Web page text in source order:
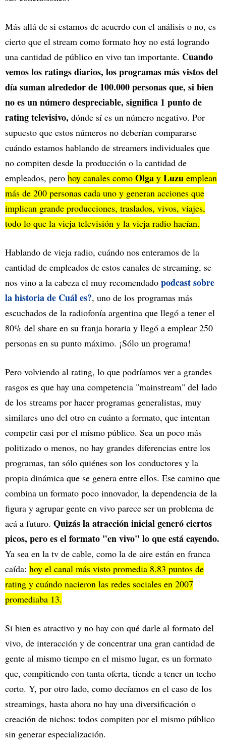
Más allá de si estamos de acuerdo con el análisis o no, es
cierto que el stream como formato hoy no está logrando
una cantidad de público en vivo tan importante. Cuando
vemos los ratings diarios, los programas más vistos del
día suman alrededor de 100.000 personas que, si bien
no es un número despreciable, significa 1 punto de
rating televisivo, dónde sí es un número negativo. Por
supuesto que estos números no deberían compararse
cuándo estamos hablando de streamers individuales que
no compiten desde la producción o la cantidad de
empleados, pero hoy canales como Olga y Luzu emplean
más de 200 personas cada uno y generan acciones que
implican grande producciones, traslados, vivos, viajes,
todo lo que la vieja televisión y la vieja radio hacían.
Hablando de vieja radio, cuándo nos enteramos de la
cantidad de empleados de estos canales de streaming, se
nos vino a la cabeza el muy recomendado podcast sobre
la historia de Cuál es?, uno de los programas más
escuchados de la radiofonía argentina que llegó a tener el
80% del share en su franja horaria y llegó a emplear 250
personas en su punto máximo. ¡Sólo un programa!
Pero volviendo al rating, lo que podríamos ver a grandes
rasgos es que hay una competencia "mainstream" del lado
de los streams por hacer programas generalistas, muy
similares uno del otro en cuánto a formato, que intentan
competir casi por el mismo público. Sea un poco más
politizado o menos, no hay grandes diferencias entre los
programas, tan sólo quiénes son los conductores y la
propia dinámica que se genera entre ellos. Ese camino que
combina un formato poco innovador, la dependencia de la
figura y agrupar gente en vivo parece ser un problema de
acá a futuro. Quizás la atracción inicial generó ciertos
picos, pero es el formato "en vivo" lo que está cayendo.
Ya sea en la tv de cable, como la de aire están en franca
caída: hoy el canal más visto promedia 8.83 puntos de
rating y cuándo nacieron las redes sociales en 2007
promediaba 13.
Si bien es atractivo y no hay con qué darle al formato del
vivo, de interacción y de concentrar una gran cantidad de
gente al mismo tiempo en el mismo lugar, es un formato
que, compitiendo con tanta oferta, tiende a tener un techo
corto. Y, por otro lado, como decíamos en el caso de los
streamings, hasta ahora no hay una diversificación o
creación de nichos: todos compiten por el mismo público
sin generar especialización.